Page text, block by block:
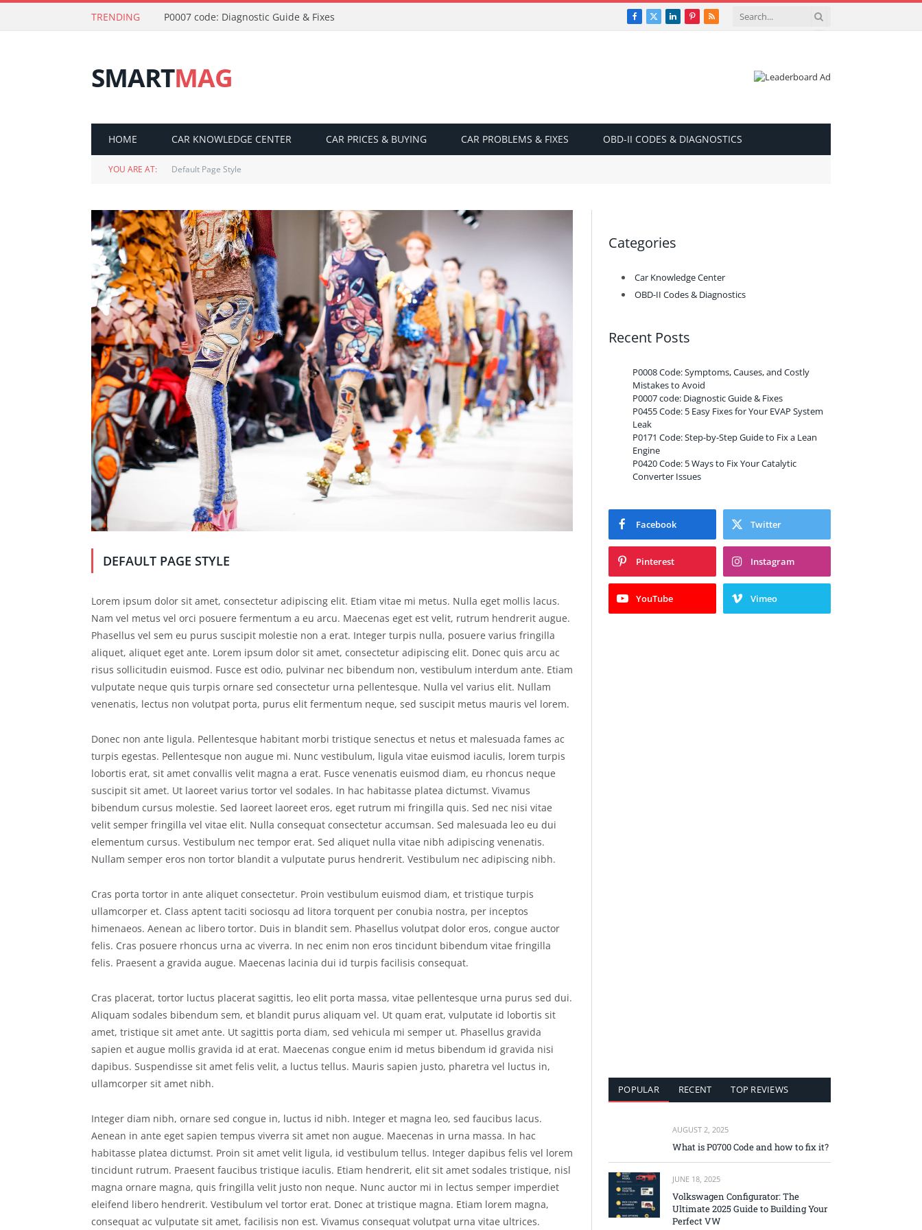
TRENDING P0007 code: Diagnostic Guide & Fixes Facebook
X
LinkedIn
Pinterest
RSS
SMARTMAG
HOME CAR KNOWLEDGE CENTER CAR PRICES & BUYING CAR PROBLEMS & FIXES OBD-II CODES & DIAGNOSTICS
YOU ARE AT: Default Page Style
DEFAULT PAGE STYLE
Lorem ipsum dolor sit amet, consectetur adipiscing elit. Etiam vitae mi metus. Nulla eget mollis lacus.
Nam vel metus vel orci posuere fermentum a eu arcu. Maecenas eget est velit, rutrum hendrerit augue.
Phasellus vel sem eu purus suscipit molestie non a erat. Integer turpis nulla, posuere varius fringilla
aliquet, aliquet eget ante. Lorem ipsum dolor sit amet, consectetur adipiscing elit. Donec quis arcu ac
risus sollicitudin euismod. Fusce est odio, pulvinar nec bibendum non, vestibulum interdum ante. Etiam
vulputate neque quis turpis ornare sed consectetur urna pellentesque. Nulla vel varius elit. Nullam
venenatis, lectus non volutpat porta, purus elit fermentum neque, sed suscipit metus mauris vel lorem.
Donec non ante ligula. Pellentesque habitant morbi tristique senectus et netus et malesuada fames ac
turpis egestas. Pellentesque non augue mi. Nunc vestibulum, ligula vitae euismod iaculis, lorem turpis
lobortis erat, sit amet convallis velit magna a erat. Fusce venenatis euismod diam, eu rhoncus neque
suscipit sit amet. Ut laoreet varius tortor vel sodales. In hac habitasse platea dictumst. Vivamus
bibendum cursus molestie. Sed laoreet laoreet eros, eget rutrum mi fringilla quis. Sed nec nisi vitae
velit semper fringilla vel vitae elit. Nulla consequat consectetur accumsan. Sed malesuada leo eu dui
elementum cursus. Vestibulum nec tempor erat. Sed aliquet nulla vitae nibh adipiscing venenatis.
Nullam semper eros non tortor blandit a vulputate purus hendrerit. Vestibulum nec adipiscing nibh.
Cras porta tortor in ante aliquet consectetur. Proin vestibulum euismod diam, et tristique turpis
ullamcorper et. Class aptent taciti sociosqu ad litora torquent per conubia nostra, per inceptos
himenaeos. Aenean ac libero tortor. Duis in blandit sem. Phasellus volutpat dolor eros, congue auctor
felis. Cras posuere rhoncus urna ac viverra. In nec enim non eros tincidunt bibendum vitae fringilla
felis. Praesent a gravida augue. Maecenas lacinia dui id turpis facilisis consequat.
Cras placerat, tortor luctus placerat sagittis, leo elit porta massa, vitae pellentesque urna purus sed dui.
Aliquam sodales bibendum sem, et blandit purus aliquam vel. Ut quam erat, vulputate id lobortis sit
amet, tristique sit amet ante. Ut sagittis porta diam, sed vehicula mi semper ut. Phasellus gravida
sapien et augue mollis gravida id at erat. Maecenas congue enim id metus bibendum id gravida nisi
dapibus. Suspendisse sit amet felis velit, a luctus tellus. Mauris sapien justo, pharetra vel luctus in,
ullamcorper sit amet nibh.
Integer diam nibh, ornare sed congue in, luctus id nibh. Integer et magna leo, sed faucibus lacus.
Aenean in ante eget sapien tempus viverra sit amet non augue. Maecenas in urna massa. In hac
habitasse platea dictumst. Proin sit amet velit ligula, id vestibulum tellus. Integer dapibus felis vel lorem
tincidunt rutrum. Praesent faucibus tristique iaculis. Etiam hendrerit, elit sit amet sodales tristique, nisl
magna ornare magna, quis fringilla velit justo non neque. Nunc auctor mi in lectus semper imperdiet
eleifend libero hendrerit. Vestibulum vel tortor erat. Donec at tristique magna. Etiam lorem magna,
consequat ac vulputate sit amet, facilisis non est. Vivamus consequat volutpat urna vitae ultrices.
Categories
Car Knowledge Center
OBD-II Codes & Diagnostics
Recent Posts
P0008 Code: Symptoms, Causes, and Costly
Mistakes to Avoid
P0007 code: Diagnostic Guide & Fixes
P0455 Code: 5 Easy Fixes for Your EVAP System
Leak
P0171 Code: Step-by-Step Guide to Fix a Lean
Engine
P0420 Code: 5 Ways to Fix Your Catalytic
Converter Issues
Facebook Twitter
Pinterest Instagram
YouTube Vimeo
POPULAR RECENT TOP REVIEWS
AUGUST 2, 2025
What is P0700 Code and how to fix it?
JUNE 18, 2025
Volkswagen Configurator: The
Ultimate 2025 Guide to Building Your
Perfect VW